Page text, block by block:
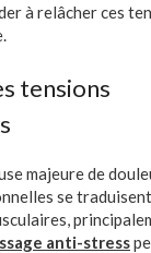
à relâcher ces
tensions
majeure de
se
anti-stress